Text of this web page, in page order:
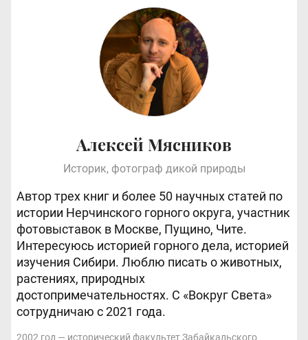
Алексей Мясников
Историк, фотограф дикой природы
Автор трех книг и более 50 научных статей по
истории Нерчинского горного округа, участник
фотовыставок в Москве, Пущино, Чите.
Интересуюсь историей горного дела, историей
изучения Сибири. Люблю писать о животных,
растениях, природных
достопримечательностях. С «Вокруг Света»
сотрудничаю с 2021 года.
2002 год — исторический факультет Забайкальского